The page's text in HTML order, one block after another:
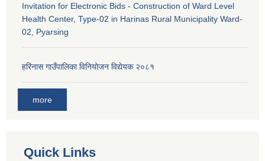
Invitation for Electronic Bids - Construction of Ward Level
Health Center, Type-02 in Harinas Rural Municipality Ward-
02, Pyarsing
हरिनास गाउँपालिका विनियोजन विद्येयक २०८१
more
Quick Links